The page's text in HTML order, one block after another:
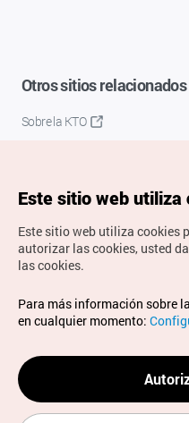
Otros sitios relacionados
Sobre la KTO
Copyrights © Organización
derechos reservados.
Para informes de errores y
sitio web, dirija sus
spanish@knto.or.kr
Este sitio web utiliza
Este sitio web utiliza cookies
autorizar las cookies, usted
las cookies.
Para más información sobre
en cualquier momento: